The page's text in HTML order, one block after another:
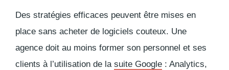
Des stratégies efficaces peuvent être mises en
place sans acheter de logiciels couteux. Une
agence doit au moins former son personnel et ses
clients à l’utilisation de la suite Google : Analytics,